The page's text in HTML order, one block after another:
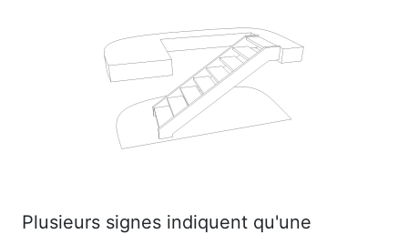
Plusieurs signes indiquent qu'une